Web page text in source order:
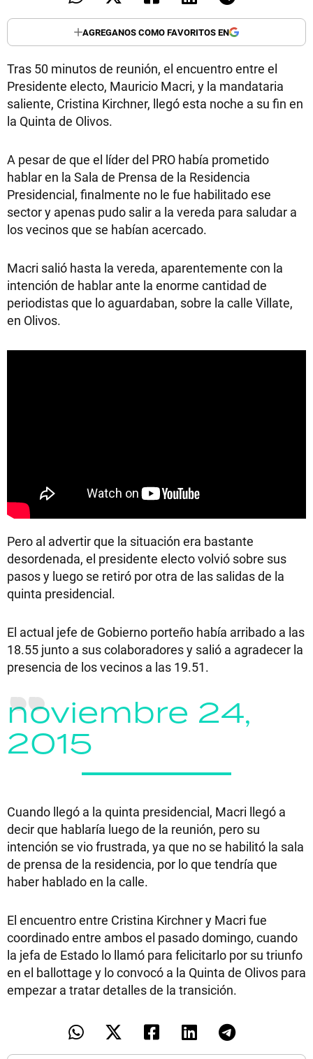
AGREGANOS COMO FAVORITOS EN
Tras 50 minutos de reunión, el encuentro entre el
Presidente electo, Mauricio Macri, y la mandataria
saliente, Cristina Kirchner, llegó esta noche a su fin en
la Quinta de Olivos.
A pesar de que el líder del PRO había prometido
hablar en la Sala de Prensa de la Residencia
Presidencial, finalmente no le fue habilitado ese
sector y apenas pudo salir a la vereda para saludar a
los vecinos que se habían acercado.
Macri salió hasta la vereda, aparentemente con la
intención de hablar ante la enorme cantidad de
periodistas que lo aguardaban, sobre la calle Villate,
en Olivos.
Pero al advertir que la situación era bastante
desordenada, el presidente electo volvió sobre sus
pasos y luego se retiró por otra de las salidas de la
quinta presidencial.
El actual jefe de Gobierno porteño había arribado a las
18.55 junto a sus colaboradores y salió a agradecer la
presencia de los vecinos a las 19.51.
noviembre 24,
2015
Cuando llegó a la quinta presidencial, Macri llegó a
decir que hablaría luego de la reunión, pero su
intención se vio frustrada, ya que no se habilitó la sala
de prensa de la residencia, por lo que tendría que
haber hablado en la calle.
El encuentro entre Cristina Kirchner y Macri fue
coordinado entre ambos el pasado domingo, cuando
la jefa de Estado lo llamó para felicitarlo por su triunfo
en el ballottage y lo convocó a la Quinta de Olivos para
empezar a tratar detalles de la transición.